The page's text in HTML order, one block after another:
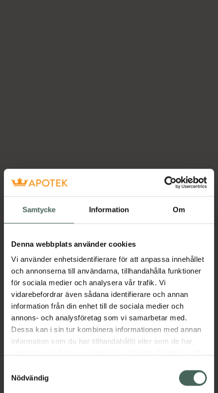
Samtycke Information Om
Denna webbplats använder cookies
Vi använder enhetsidentifierare för att anpassa innehållet
och annonserna till användarna, tillhandahålla funktioner
för sociala medier och analysera vår trafik. Vi
vidarebefordrar även sådana identifierare och annan
information från din enhet till de sociala medier och
annons- och analysföretag som vi samarbetar med.
Dessa kan i sin tur kombinera informationen med annan
information som du har tillhandahållit eller som de har
återkalla ditt samtycke via webbplatsens
cookieinställningar. Ett återkallat samtycke påverkar inte
Nödvändig